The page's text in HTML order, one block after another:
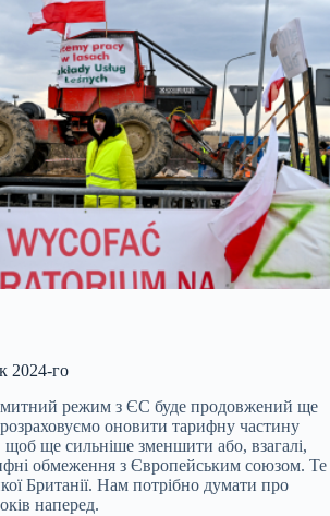
2024-го
режим з ЄС буде продовжений ще
оновити тарифну частину
щоб ще сильніше зменшити або, взагалі,
обмеження з Європейським союзом. Те
Британії. Нам потрібно думати про
наперед.